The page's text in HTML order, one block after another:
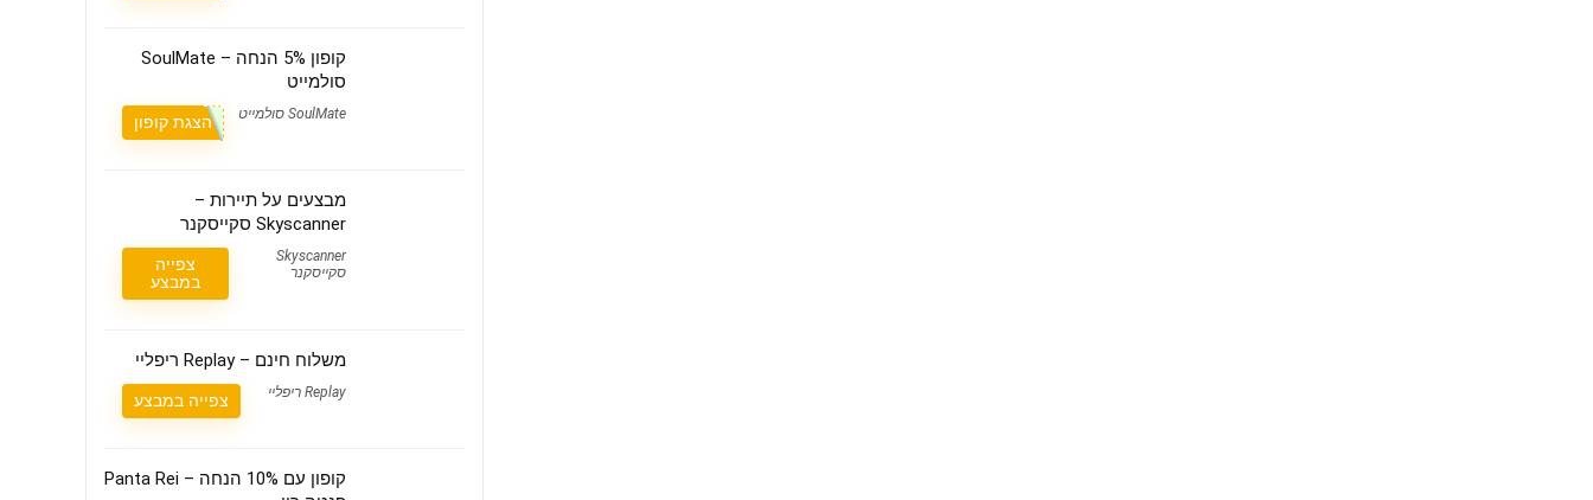
קופון 5% הנחה – SoulMate
סולמייט
SoulMate סולמייט הצגת קופון
מבצעים על תיירות –
Skyscanner סקייסקנר
Skyscanner
סקייסקנר
צפייה
במבצע
משלוח חינם – Replay ריפליי
Replay ריפליי צפייה במבצע
קופון עם 10% הנחה – Panta Rei